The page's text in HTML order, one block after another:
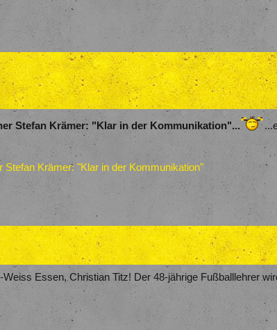
Stefan Krämer: "Klar in der Kommunikation"...
Stefan Krämer: "Klar in der Kommunikation"
Essen, Christian Titz! Der 48-jährige Fußballlehrer